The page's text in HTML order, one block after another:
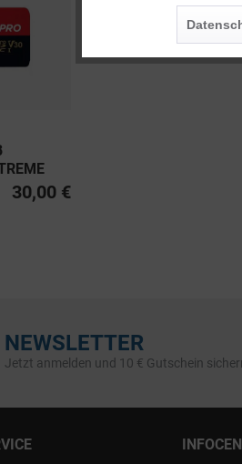
10
30,00 €
NEWSLETTER
Jetzt anmelden und 10 € Gutschein
Personalisierung
Service